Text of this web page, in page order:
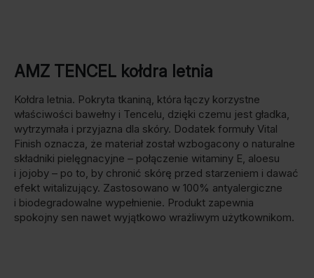
AMZ TENCEL kołdra letnia
Kołdra letnia. Pokryta tkaniną, która łączy korzystne
właściwości bawełny i Tencelu, dzięki czemu jest gładka,
wytrzymała i przyjazna dla skóry. Dodatek formuły Vital
Finish oznacza, że materiał został wzbogacony o naturalne
składniki pielęgnacyjne – połączenie witaminy E, aloesu
i jojoby – po to, by chronić skórę przed starzeniem i dawać
efekt witalizujący. Zastosowano w 100% antyalergiczne
i biodegradowalne wypełnienie. Produkt zapewnia
spokojny sen nawet wyjątkowo wrażliwym użytkownikom.